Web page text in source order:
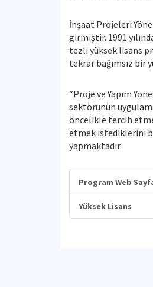
İnşaat Projeleri
girmiştir. 1991
tezli yüksek lisans
tekrar bağımsız bir
“Proje ve Yapım
sektörünün
öncelikle tercih
etmek istediklerini
yapmaktadır.
Program Web
Yüksek Lisans